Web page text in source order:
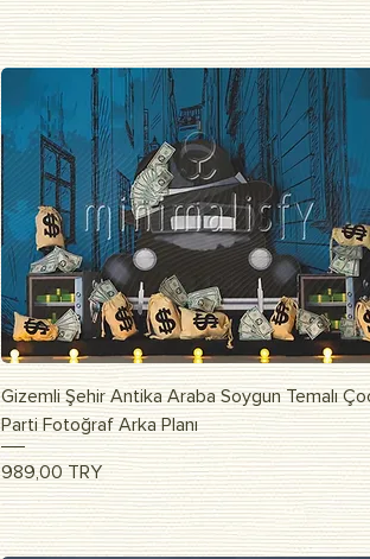
Быстрый просмотр
Gizemli Şehir Antika Araba Soygun Temalı
Parti Fotoğraf Arka Planı
Цена
989,00 TRY